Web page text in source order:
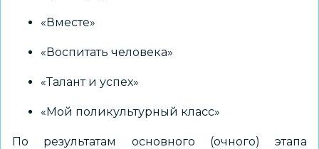
«Вместе»
«Воспитать человека»
«Талант и успех»
«Мой поликультурный класс»
По результатам основного (очного) этапа